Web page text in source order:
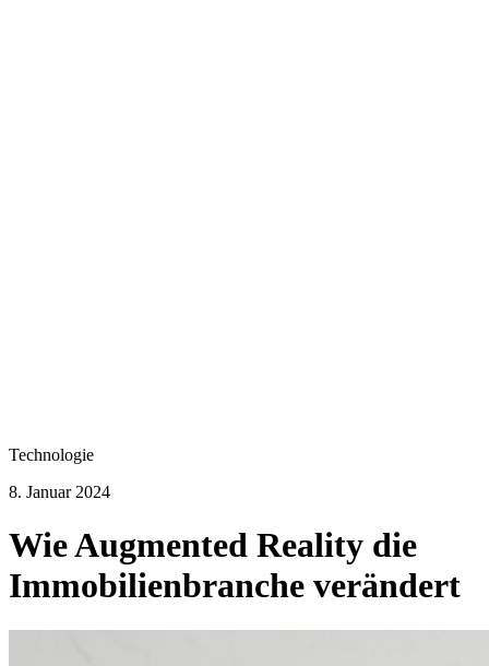
Technologie
8. Januar 2024
Wie Augmented Reality die
Immobilienbranche verändert